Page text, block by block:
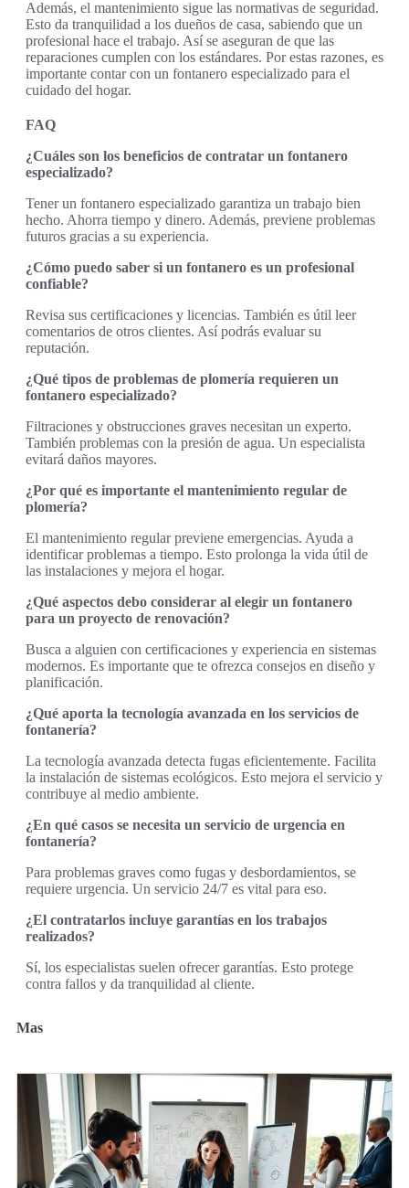
Además, el mantenimiento sigue las normativas de seguridad.
Esto da tranquilidad a los dueños de casa, sabiendo que un
profesional hace el trabajo. Así se aseguran de que las
reparaciones cumplen con los estándares. Por estas razones, es
importante contar con un fontanero especializado para el
cuidado del hogar.
FAQ
¿Cuáles son los beneficios de contratar un fontanero
especializado?
Tener un fontanero especializado garantiza un trabajo bien
hecho. Ahorra tiempo y dinero. Además, previene problemas
futuros gracias a su experiencia.
¿Cómo puedo saber si un fontanero es un profesional
confiable?
Revisa sus certificaciones y licencias. También es útil leer
comentarios de otros clientes. Así podrás evaluar su
reputación.
¿Qué tipos de problemas de plomería requieren un
fontanero especializado?
Filtraciones y obstrucciones graves necesitan un experto.
También problemas con la presión de agua. Un especialista
evitará daños mayores.
¿Por qué es importante el mantenimiento regular de
plomería?
El mantenimiento regular previene emergencias. Ayuda a
identificar problemas a tiempo. Esto prolonga la vida útil de
las instalaciones y mejora el hogar.
¿Qué aspectos debo considerar al elegir un fontanero
para un proyecto de renovación?
Busca a alguien con certificaciones y experiencia en sistemas
modernos. Es importante que te ofrezca consejos en diseño y
planificación.
¿Qué aporta la tecnología avanzada en los servicios de
fontanería?
La tecnología avanzada detecta fugas eficientemente. Facilita
la instalación de sistemas ecológicos. Esto mejora el servicio y
contribuye al medio ambiente.
¿En qué casos se necesita un servicio de urgencia en
fontanería?
Para problemas graves como fugas y desbordamientos, se
requiere urgencia. Un servicio 24/7 es vital para eso.
¿El contratarlos incluye garantías en los trabajos
realizados?
Sí, los especialistas suelen ofrecer garantías. Esto protege
contra fallos y da tranquilidad al cliente.
Mas